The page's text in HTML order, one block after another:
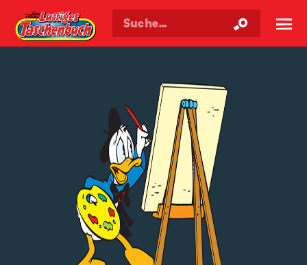
Walt Disneys Taschenbuch ☰